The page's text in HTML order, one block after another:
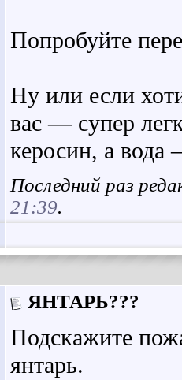
Попробуйте
Ну или если
вас — супер
керосин, а вода
Последний раз
21:39.
ЯНТАРЬ???
Подскажите
янтарь.